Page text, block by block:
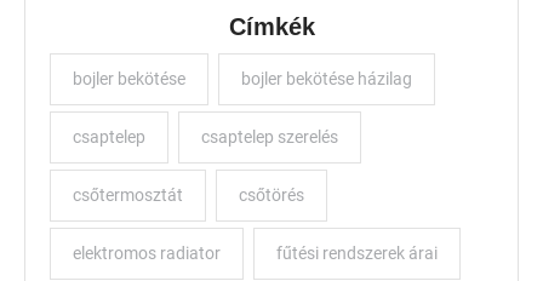
Címkék
bojler bekötése bojler bekötése házilag
csaptelep csaptelep szerelés
csőtermosztát csőtörés
elektromos radiator fűtési rendszerek árai